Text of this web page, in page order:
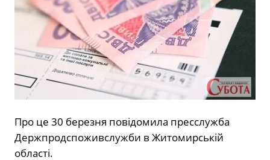
Про це 30 березня повідомила пресслужба
Держпродспоживслужби в Житомирській
області.